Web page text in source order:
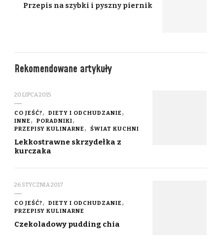
Przepis na szybki i pyszny piernik
Rekomendowane artykuły
20 LIPCA 2015
CO JEŚĆ?
DIETY I ODCHUDZANIE
INNE
PORADNIKI
PRZEPISY KULINARNE
ŚWIAT KUCHNI
Lekkostrawne skrzydełka z
kurczaka
26 STYCZNIA 2017
CO JEŚĆ?
DIETY I ODCHUDZANIE
PRZEPISY KULINARNE
Czekoladowy pudding chia